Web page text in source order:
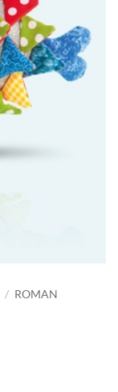
/ ROMAN